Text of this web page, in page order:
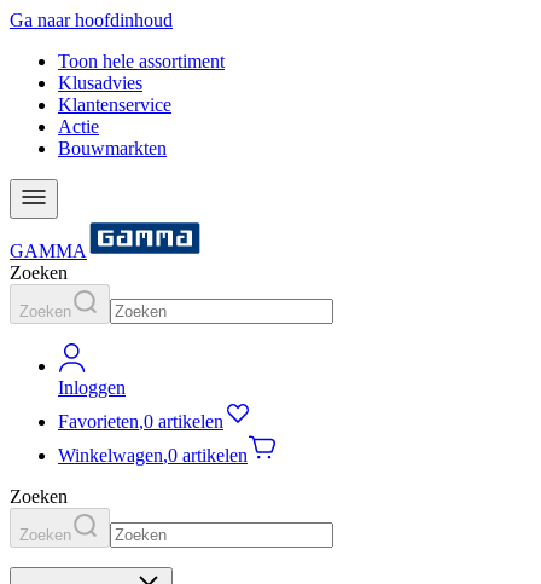
Ga naar hoofdinhoud
Toon hele assortiment
Klusadvies
Klantenservice
Actie
Bouwmarkten
GAMMA
Zoeken
Zoeken
Inloggen
Favorieten,0 artikelen
Winkelwagen,0 artikelen
Zoeken
Zoeken